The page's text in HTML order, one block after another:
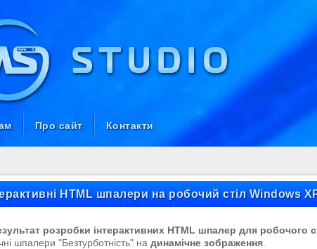
Про сайт Контакти
HTML шпалери на робочий стіл Windows
розробки інтерактивних HTML шпалер для робочого
шпалери "Безтурботність" на динамічне зображення.